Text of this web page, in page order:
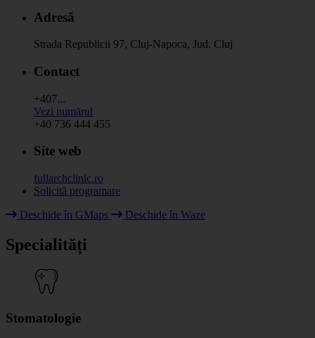
Adresă
Strada Republicii 97, Cluj-Napoca, Jud. Cluj
Contact
+407...
Vezi numărul
+40 736 444 455
Site web
fullarchclinic.ro
Solicită programare
−
Deschide în GMaps
Deschide în Waze
Specialități
Stomatologie